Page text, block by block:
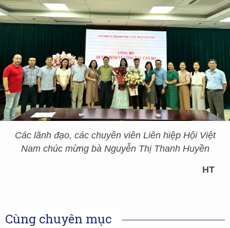
Các lãnh đạo, các chuyên viên Liên hiệp Hội Việt
Nam chúc mừng bà Nguyễn Thị Thanh Huyền
HT
Cùng chuyên mục